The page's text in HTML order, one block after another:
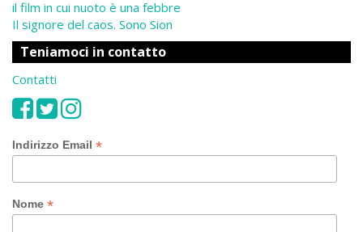
il film in cui nuoto è una febbre
Il signore del caos. Sono Sion
Teniamoci in contatto
Contatti
Indirizzo Email *
Nome *